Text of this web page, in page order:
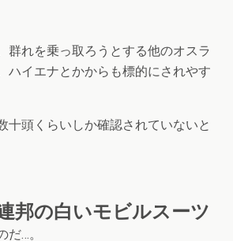
群れを乗っ取ろうとする他のオスラ
ハイエナとかからも標的にされやす
十頭くらいしか確認されていないと
邦の白いモビルスーツ
だ…。